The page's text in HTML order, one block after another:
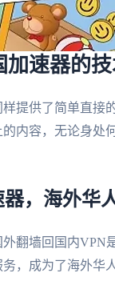
加速器的
提供了简单直接
内容，无论身处
，海外华
翻墙回国内VPN
，成为了海外华